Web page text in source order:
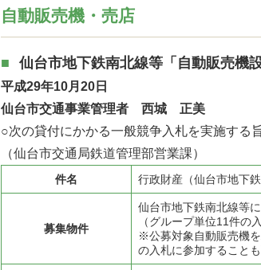
自動販売機・売店
仙台市地下鉄南北線等「自動販売機
平成29年10月20日
仙台市交通事業管理者 西城 正美
○次の貸付にかかる一般競争入札を実施する
（仙台市交通局鉄道管理部営業課）
件名 行政財産（仙台市地下
募集物件
仙台市地下鉄南北線等
（グループ単位11件の
※公募対象自動販売機
の入札に参加することも